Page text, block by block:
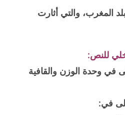
المغرب، والتي أثارت
في وحدة الوزن والقافية
في: